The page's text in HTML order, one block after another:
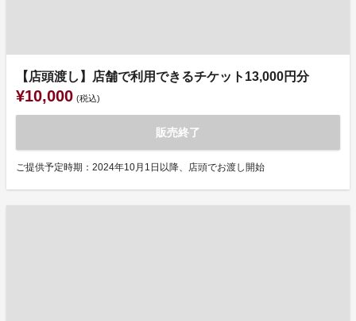
【店頭渡し】店舗で利用できるチケット13,000円分
¥10,000 (税込)
販売終了
ご提供予定時期：2024年10月1日以降、店頭でお渡し開始